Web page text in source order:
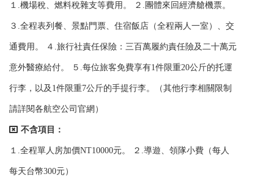
１.機場稅、燃料稅雜支等費用。 ２.團體來回經濟艙機票。
３.全程表列餐、景點門票、住宿飯店（全程兩人一室）、交
通費用。 ４.旅行社責任保險：三百萬履約責任險及二十萬元
意外醫療給付。 ５.每位旅客免費享有1件限重20公斤的托運
行李，以及1件限重7公斤的手提行李。（其他行李相關限制
請詳閱各航空公司官網）
不含項目：
１.全程單人房加價NT10000元。 ２.導遊、領隊小費（每人
每天台幣300元）